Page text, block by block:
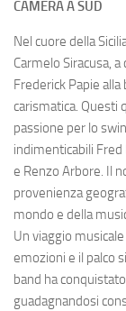
CAMERA A SUD
Nel cuore della
Carmelo Siracusa,
Frederick Papie
carismatica. Questi
passione per lo
indimenticabili Fred
e Renzo Arbore. Il
provenienza
mondo e della
Un viaggio
emozioni e il palco
band ha
guadagnandosi